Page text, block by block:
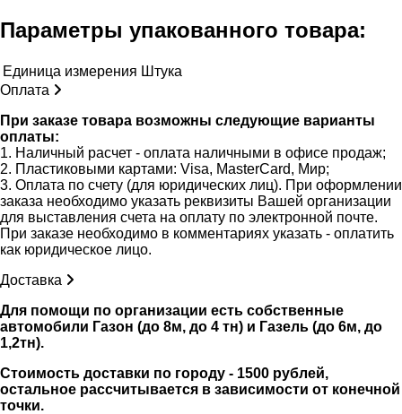
Параметры упакованного товара:
Единица измерения Штука
Оплата
При заказе товара возможны следующие варианты
оплаты:
1. Наличный расчет - оплата наличными в офисе продаж;
2. Пластиковыми картами: Visa, MasterCard, Мир;
3. Оплата по счету (для юридических лиц). При оформлении
заказа необходимо указать реквизиты Вашей организации
для выставления счета на оплату по электронной почте.
При заказе необходимо в комментариях указать - оплатить
как юридическое лицо.
Доставка
Для помощи по организации есть собственные
автомобили Газон (до 8м, до 4 тн) и Газель (до 6м, до
1,2тн).
Стоимость доставки по городу - 1500 рублей,
остальное рассчитывается в зависимости от конечной
точки.